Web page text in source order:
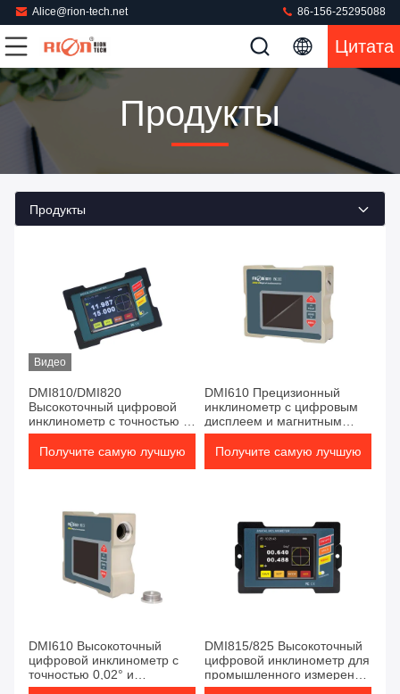
Alice@rion-tech.net 86-156-25295088
Цитата
Продукты
Продукты
Видео
DMI810/DMI820
Высокоточный цифровой
инклинометр с точностью <
0,005° и 64 цвета ночного
видения для измерения
Получите самую лучшую
DMI610 Прецизионный
инклинометр с цифровым
дисплеем и магнитным
основанием,
предназначенный для
Получите самую лучшую
DMI610 Высокоточный
цифровой инклинометр с
точностью 0,02° и
магнитным основанием для
DMI815/825 Высокоточный
цифровой инклинометр для
промышленного измерения
угла